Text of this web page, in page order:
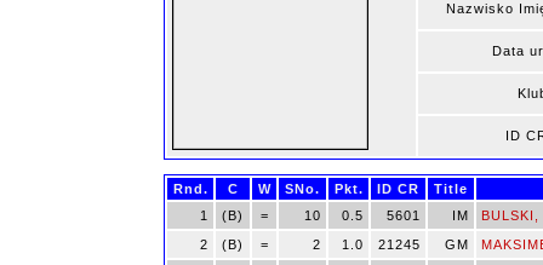
Nazwisko
Data
ID
Rnd. C W SNo. Pkt. ID CR Title
1
(B) = 10 0.5 5601 IM
2
(B) = 2 1.0 21245 GM